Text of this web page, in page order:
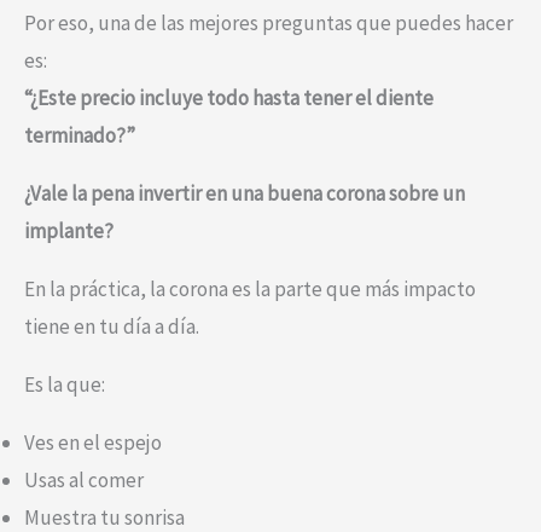
Por eso, una de las mejores preguntas que puedes hacer
es:
“¿Este precio incluye todo hasta tener el diente
terminado?”
¿Vale la pena invertir en una buena corona sobre un
implante?
En la práctica, la corona es la parte que más impacto
tiene en tu día a día.
Es la que:
Ves en el espejo
Usas al comer
Muestra tu sonrisa